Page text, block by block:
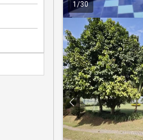
1 /30